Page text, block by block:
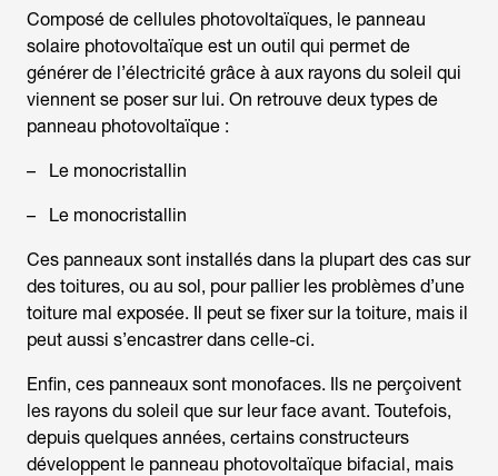
Composé de cellules photovoltaïques, le panneau
solaire photovoltaïque est un outil qui permet de
générer de l’électricité grâce à aux rayons du soleil qui
viennent se poser sur lui. On retrouve deux types de
panneau photovoltaïque :
– Le monocristallin
– Le monocristallin
Ces panneaux sont installés dans la plupart des cas sur
des toitures, ou au sol, pour pallier les problèmes d’une
toiture mal exposée. Il peut se fixer sur la toiture, mais il
peut aussi s’encastrer dans celle-ci.
Enfin, ces panneaux sont monofaces. Ils ne perçoivent
les rayons du soleil que sur leur face avant. Toutefois,
depuis quelques années, certains constructeurs
développent le panneau photovoltaïque bifacial, mais